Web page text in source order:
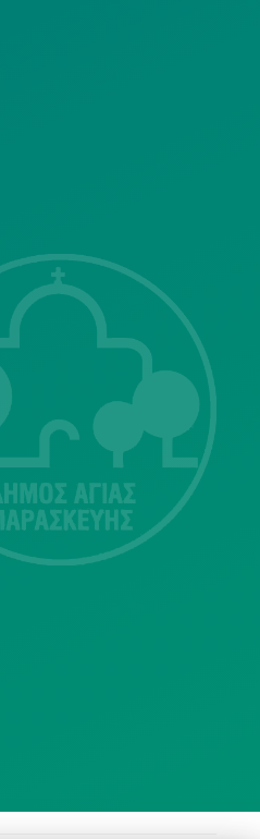
415-417
Τ.Κ.15343
Αγία Παρασκευή
213 2004500